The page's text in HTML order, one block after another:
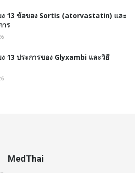
ง 13 ข้อของ Sortis (atorvastatin) และ
าร
ง 13 ประการของ Glyxambi และวิธี
MedThai